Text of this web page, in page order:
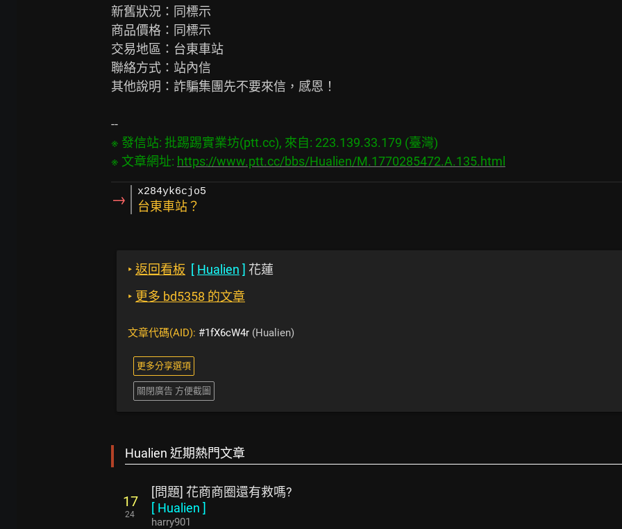
新舊狀況：同標示
商品價格：同標示
交易地區：台東車站
聯絡方式：站內信
其他說明：詐騙集團先不要來信，感恩！
※ 發信站: 批踢踢實業坊(ptt.cc), 來自: 223.139.33.179 (臺灣)
※ 文章網址: https://www.ptt.cc/bbs/Hualien/M.1770285472.A.135.html
→ x284yk6cjo5
台東車站？
‣ 返回看板 [ Hualien ] 花蓮
‣ 更多 bd5358 的文章
文章代碼(AID): #1fX6cW4r (Hualien)
更多分享選項
關閉廣告 方便截圖
Hualien 近期熱門文章
17
24
[問題] 花商商圈還有救嗎?
[ Hualien ]
harry901